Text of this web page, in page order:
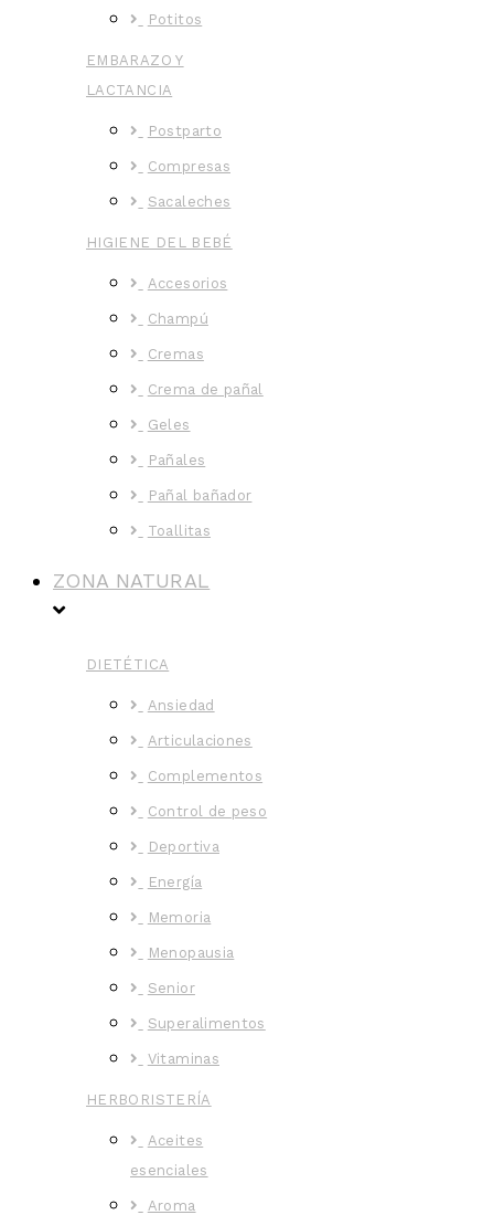
Potitos
EMBARAZO Y
LACTANCIA
Postparto
Compresas
Sacaleches
HIGIENE DEL BEBÉ
Accesorios
Champú
Cremas
Crema de pañal
Geles
Pañales
Pañal bañador
Toallitas
ZONA NATURAL
DIETÉTICA
Ansiedad
Articulaciones
Complementos
Control de peso
Deportiva
Energía
Memoria
Menopausia
Senior
Superalimentos
Vitaminas
HERBORISTERÍA
Aceites
esenciales
Aroma